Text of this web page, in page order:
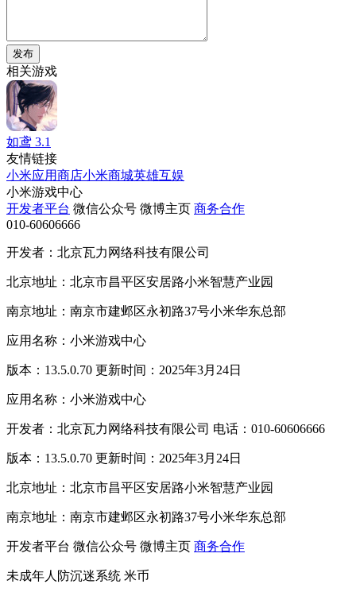
发布
相关游戏
如鸢 3.1
友情链接
小米应用商店小米商城英雄互娱
小米游戏中心
开发者平台 微信公众号 微博主页 商务合作
010-60606666
开发者：北京瓦力网络科技有限公司
北京地址：北京市昌平区安居路小米智慧产业园
南京地址：南京市建邺区永初路37号小米华东总部
应用名称：小米游戏中心
版本：13.5.0.70 更新时间：2025年3月24日
应用名称：小米游戏中心
开发者：北京瓦力网络科技有限公司 电话：010-60606666
版本：13.5.0.70 更新时间：2025年3月24日
北京地址：北京市昌平区安居路小米智慧产业园
南京地址：南京市建邺区永初路37号小米华东总部
开发者平台 微信公众号 微博主页 商务合作
未成年人防沉迷系统 米币